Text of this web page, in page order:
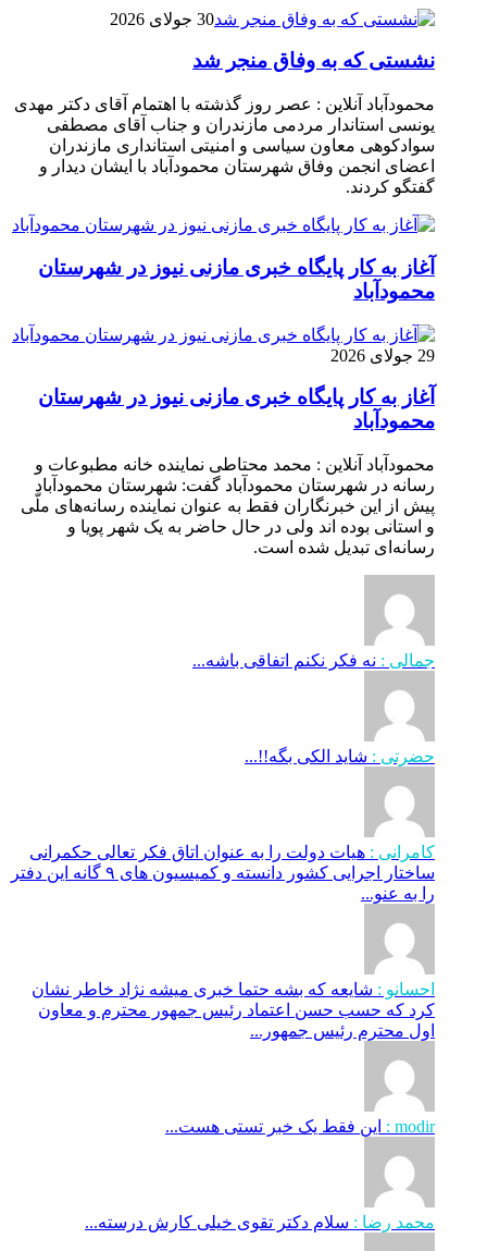
30 جولای 2026
نشستی که به وفاق منجر شد
محمودآباد آنلاین : عصر روز گذشته با اهتمام آقای دکتر مهدی
یونسی استاندار مردمی مازندران و جناب آقای مصطفی
سوادکوهی معاون سیاسی و امنیتی استانداری مازندران
اعضای انجمن وفاق شهرستان محمودآباد با ایشان دیدار و
گفتگو کردند.
آغاز به کار پایگاه خبری مازنی نیوز در شهرستان
محمودآباد
29 جولای 2026
آغاز به کار پایگاه خبری مازنی نیوز در شهرستان
محمودآباد
محمودآباد آنلاین : محمد محتاطی نماینده خانه مطبوعات و
رسانه در شهرستان محمودآباد گفت: شهرستان محمودآباد
پیش از این خبرنگاران فقط به عنوان نماینده رسانه‌های ملّی
و استانی بوده اند ولی در حال حاضر به یک شهر پویا و
رسانه‌ای تبدیل شده است.
جمالی : نه فکر نکنم اتفاقی باشه...
حضرتی : شاید الکی بگه!!...
کامرانی : هیات دولت را به عنوان اتاق فکر تعالی حکمرانی
ساختار اجرایی کشور دانسته و کمیسیون های ۹ گانه این دفتر
را به عنو...
احسانو : شایعه که بشه حتما خبری میشه نژاد خاطر نشان
کرد که حسب حسن اعتماد رئیس جمهور محترم و معاون
اول محترم رئیس جمهور...
modir : این فقط یک خبر تستی هست...
محمد رضا : سلام دکتر تقوی خیلی کارش درسته...